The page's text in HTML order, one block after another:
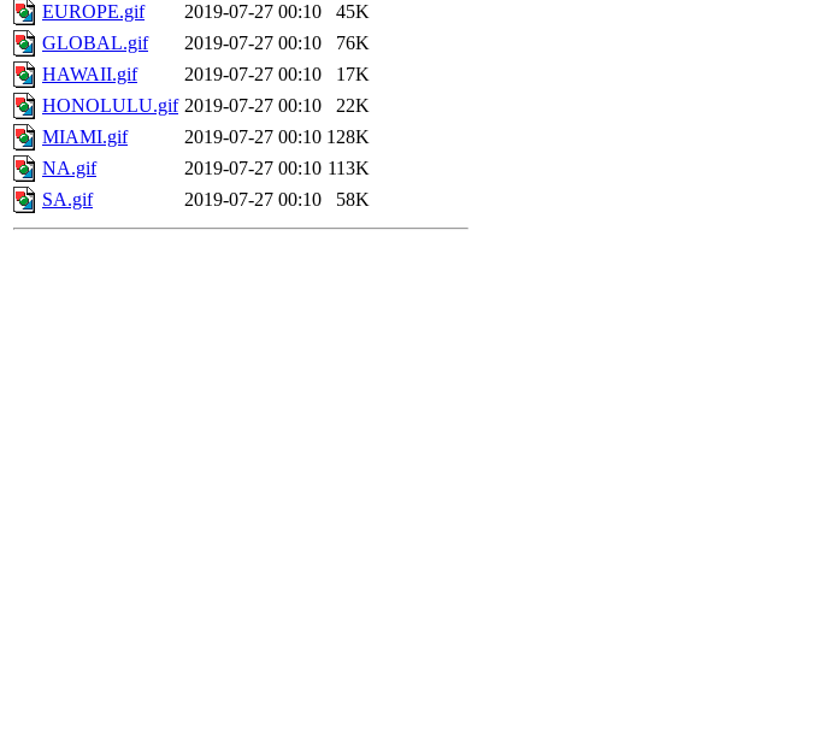
EUROPE.gif
2019-07-27 00:10
45K
GLOBAL.gif
2019-07-27 00:10
76K
HAWAII.gif
2019-07-27 00:10
17K
HONOLULU.gif 2019-07-27 00:10
22K
MIAMI.gif
2019-07-27 00:10 128K
NA.gif
2019-07-27 00:10 113K
SA.gif
2019-07-27 00:10 58K